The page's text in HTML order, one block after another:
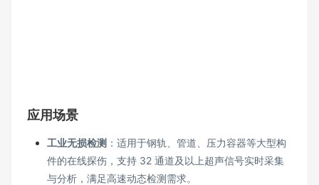
应用场景
工业无损检测 ：适用于钢轨、管道、压力容器等大型构
件的在线探伤，支持 32 通道及以上超声信号实时采集
与分析，满足高速动态检测需求。